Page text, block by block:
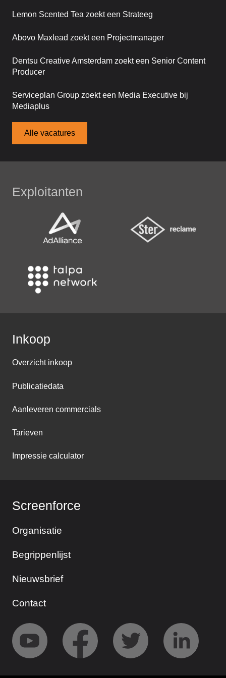
Lemon Scented Tea zoekt een Strateeg
Abovo Maxlead zoekt een Projectmanager
Dentsu Creative Amsterdam zoekt een Senior Content
Producer
Serviceplan Group zoekt een Media Executive bij
Mediaplus
Alle vacatures
Exploitanten
Inkoop
Overzicht inkoop
Publicatiedata
Aanleveren commercials
Tarieven
Impressie calculator
Screenforce
Organisatie
Begrippenlijst
Nieuwsbrief
Contact